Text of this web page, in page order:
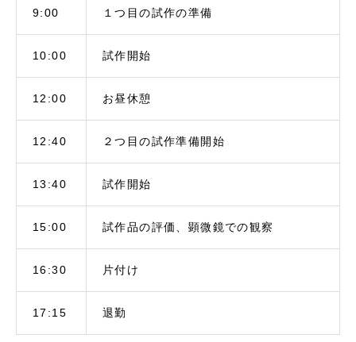
9:00 １つ目の試作の準備
10:00 試作開始
12:00 お昼休憩
12:40 ２つ目の試作準備開始
13:40 試作開始
15:00 試作品の評価、顕微鏡での観察
16:30 片付け
17:15 退勤